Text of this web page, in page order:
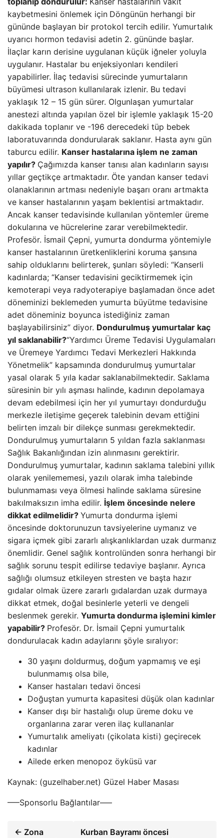
kaybetmesini önlemek için Döngünün herhangi bir
gününde başlayan bir protokol tercih edilir. Yumurtalık
uyarıcı hormon tedavisi adetin 2. gününde başlar.
İlaçlar karın derisine uygulanan küçük iğneler yoluyla
uygulanır. Hastalar bu enjeksiyonları kendileri
yapabilirler. İlaç tedavisi sürecinde yumurtaların
büyümesi ultrason kullanılarak izlenir. Bu tedavi
yaklaşık 12 – 15 gün sürer. Olgunlaşan yumurtalar
anestezi altında yapılan özel bir işlemle yaklaşık 15-20
dakikada toplanır ve -196 derecedeki tüp bebek
laboratuvarında dondurularak saklanır. Hasta aynı gün
taburcu edilir. Kanser hastalarına işlem ne zaman
yapılır? Çağımızda kanser tanısı alan kadınların sayısı
yıllar geçtikçe artmaktadır. Öte yandan kanser tedavi
olanaklarının artması nedeniyle başarı oranı artmakta
ve kanser hastalarının yaşam beklentisi artmaktadır.
Ancak kanser tedavisinde kullanılan yöntemler üreme
dokularına ve hücrelerine zarar verebilmektedir.
Profesör. İsmail Çepni, yumurta dondurma yöntemiyle
kanser hastalarının üretkenliklerini koruma şansına
sahip olduklarını belirterek, şunları söyledi: “Kanserli
kadınlarda; “Kanser tedavisini geciktirmemek için
kemoterapi veya radyoterapiye başlamadan önce adet
döneminizi beklemeden yumurta büyütme tedavisine
adet döneminiz boyunca istediğiniz zaman
başlayabilirsiniz” diyor. Dondurulmuş yumurtalar kaç
yıl saklanabilir?“Yardımcı Üreme Tedavisi Uygulamaları
ve Üremeye Yardımcı Tedavi Merkezleri Hakkında
Yönetmelik” kapsamında dondurulmuş yumurtalar
yasal olarak 5 yıla kadar saklanabilmektedir. Saklama
süresinin bir yılı aşması halinde, kadının depolamaya
devam edebilmesi için her yıl yumurtayı dondurduğu
merkezle iletişime geçerek talebinin devam ettiğini
belirten imzalı bir dilekçe sunması gerekmektedir.
Dondurulmuş yumurtaların 5 yıldan fazla saklanması
Sağlık Bakanlığından izin alınmasını gerektirir.
Dondurulmuş yumurtalar, kadının saklama talebini yıllık
olarak yenilememesi, yazılı olarak imha talebinde
bulunmaması veya ölmesi halinde saklama süresine
bakılmaksızın imha edilir. İşlem öncesinde nelere
dikkat edilmelidir? Yumurta dondurma işlemi
öncesinde doktorunuzun tavsiyelerine uymanız ve
sigara içmek gibi zararlı alışkanlıklardan uzak durmanız
önemlidir. Genel sağlık kontrolünden sonra herhangi bir
sağlık sorunu tespit edilirse tedaviye başlanır. Ayrıca
sağlığı olumsuz etkileyen stresten ve başta hazır
gıdalar olmak üzere zararlı gıdalardan uzak durmaya
dikkat etmek, doğal besinlerle yeterli ve dengeli
beslenmek gerekir. Yumurta dondurma işlemini kimler
yapabilir? Profesör. Dr. İsmail Çepni yumurtalık
dondurulacak kadın adaylarını şöyle sıralıyor:
30 yaşını doldurmuş, doğum yapmamış ve eşi
bulunmamış olsa bile,
Kanser hastaları tedavi öncesi
Doğuştan yumurta kapasitesi düşük olan kadınlar
Kanser dışı bir hastalığı olup üreme doku ve
organlarına zarar veren ilaç kullananlar
Yumurtalık ameliyatı (çikolata kisti) geçirecek
kadınlar
Ailede erken menopoz öyküsü var
Kaynak: (guzelhaber.net) Güzel Haber Masası
—–Sponsorlu Bağlantılar—–
← Zona
Kurban Bayramı öncesi